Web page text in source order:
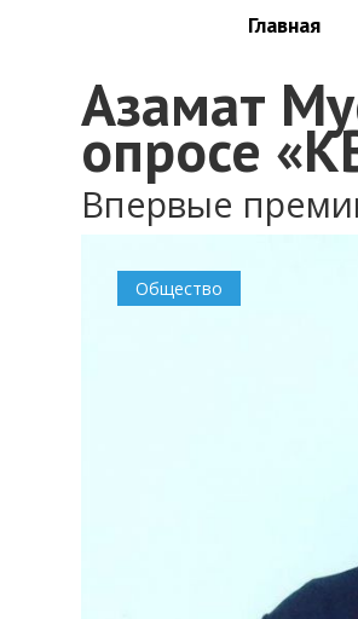
Главная
Азамат
опросе
Впервые
Общество